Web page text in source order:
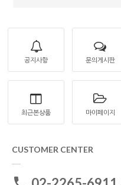
공지사항 문의게시판
최근본상품 마이페이지
CUSTOMER CENTER